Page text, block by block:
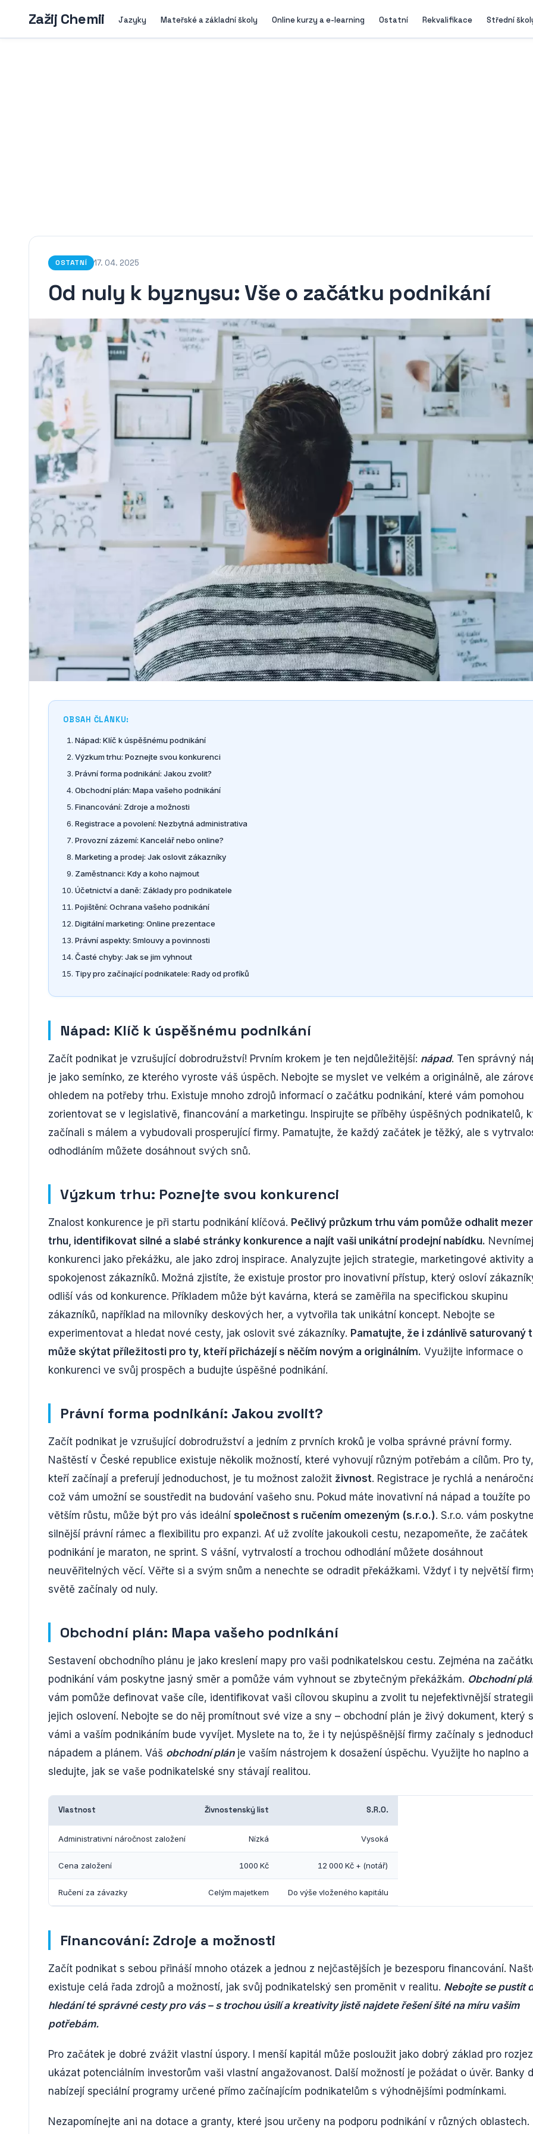
Zažij Chemii Jazyky Mateřské a základní školy Online kurzy a e-learning Ostatní Rekvalifikace Střední
OSTATNÍ 17. 04. 2025
Od nuly k byznysu: Vše o začátku podnikání
OBSAH ČLÁNKU:
Nápad: Klíč k úspěšnému podnikání
Výzkum trhu: Poznejte svou konkurenci
Právní forma podnikání: Jakou zvolit?
Obchodní plán: Mapa vašeho podnikání
Financování: Zdroje a možnosti
Registrace a povolení: Nezbytná administrativa
Provozní zázemí: Kancelář nebo online?
Marketing a prodej: Jak oslovit zákazníky
Zaměstnanci: Kdy a koho najmout
Účetnictví a daně: Základy pro podnikatele
Pojištění: Ochrana vašeho podnikání
Digitální marketing: Online prezentace
Právní aspekty: Smlouvy a povinnosti
Časté chyby: Jak se jim vyhnout
Tipy pro začínající podnikatele: Rady od profíků
Nápad: Klíč k úspěšnému podnikání
Začít podnikat je vzrušující dobrodružství! Prvním krokem je ten nejdůležitější: nápad. Ten správný
je jako semínko, ze kterého vyroste váš úspěch. Nebojte se myslet ve velkém a originálně, ale
ohledem na potřeby trhu. Existuje mnoho zdrojů informací o začátku podnikání, které vám pomohou
zorientovat se v legislativě, financování a marketingu. Inspirujte se příběhy úspěšných podnikatelů,
začínali s málem a vybudovali prosperující firmy. Pamatujte, že každý začátek je těžký, ale s
odhodláním můžete dosáhnout svých snů.
Výzkum trhu: Poznejte svou konkurenci
Znalost konkurence je při startu podnikání klíčová. Pečlivý průzkum trhu vám pomůže odhalit
trhu, identifikovat silné a slabé stránky konkurence a najít vaši unikátní prodejní nabídku.
konkurenci jako překážku, ale jako zdroj inspirace. Analyzujte jejich strategie, marketingové aktivity a
spokojenost zákazníků. Možná zjistíte, že existuje prostor pro inovativní přístup, který osloví
odliší vás od konkurence. Příkladem může být kavárna, která se zaměřila na specifickou skupinu
zákazníků, například na milovníky deskových her, a vytvořila tak unikátní koncept. Nebojte se
experimentovat a hledat nové cesty, jak oslovit své zákazníky. Pamatujte, že i zdánlivě saturovaný
může skýtat příležitosti pro ty, kteří přicházejí s něčím novým a originálním. Využijte informace o
konkurenci ve svůj prospěch a budujte úspěšné podnikání.
Právní forma podnikání: Jakou zvolit?
Začít podnikat je vzrušující dobrodružství a jedním z prvních kroků je volba správné právní formy.
Naštěstí v České republice existuje několik možností, které vyhovují různým potřebám a cílům. Pro ty,
kteří začínají a preferují jednoduchost, je tu možnost založit živnost. Registrace je rychlá a
což vám umožní se soustředit na budování vašeho snu. Pokud máte inovativní ná nápad a toužíte po
větším růstu, může být pro vás ideální společnost s ručením omezeným (s.r.o.). S.r.o. vám
silnější právní rámec a flexibilitu pro expanzi. Ať už zvolíte jakoukoli cestu, nezapomeňte, že začátek
podnikání je maraton, ne sprint. S vášní, vytrvalostí a trochou odhodlání můžete dosáhnout
neuvěřitelných věcí. Věřte si a svým snům a nenechte se odradit překážkami. Vždyť i ty největší
světě začínaly od nuly.
Obchodní plán: Mapa vašeho podnikání
Sestavení obchodního plánu je jako kreslení mapy pro vaši podnikatelskou cestu. Zejména na
podnikání vám poskytne jasný směr a pomůže vám vyhnout se zbytečným překážkám. Obchodní
vám pomůže definovat vaše cíle, identifikovat vaši cílovou skupinu a zvolit tu nejefektivnější
jejich oslovení. Nebojte se do něj promítnout své vize a sny – obchodní plán je živý dokument, který
vámi a vaším podnikáním bude vyvíjet. Myslete na to, že i ty nejúspěšnější firmy začínaly s
nápadem a plánem. Váš obchodní plánje vaším nástrojem k dosažení úspěchu. Využijte ho naplno a
sledujte, jak se vaše podnikatelské sny stávají realitou.
Vlastnost Živnostenský list S.R.O.
Administrativní náročnost založení Nízká Vysoká
Cena založení 1000 Kč 12 000 Kč + (notář)
Ručení za závazky Celým majetkem Do výše vloženého kapitálu
Financování: Zdroje a možnosti
Začít podnikat s sebou přináší mnoho otázek a jednou z nejčastějších je bezesporu financování.
existuje celá řada zdrojů a možností, jak svůj podnikatelský sen proměnit v realitu. Nebojte se pustit
hledání té správné cesty pro vás – s trochou úsilí a kreativity jistě najdete řešení šité na míru vašim
potřebám.
Pro začátek je dobré zvážit vlastní úspory. I menší kapitál může posloužit jako dobrý základ pro
ukázat potenciálním investorům vaši vlastní angažovanost. Další možností je požádat o úvěr. Banky
nabízejí speciální programy určené přímo začínajícím podnikatelům s výhodnějšími podmínkami.
Nezapomínejte ani na dotace a granty, které jsou určeny na podporu podnikání v různých oblastech.